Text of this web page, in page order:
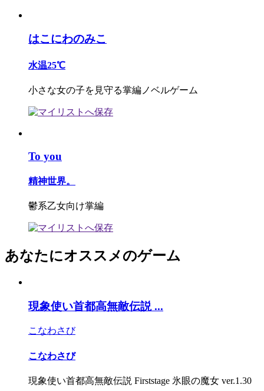
はこにわのみこ
水温25℃
小さな女の子を見守る掌編ノベルゲーム
To you
精神世界。
鬱系乙女向け掌編
あなたにオススメのゲーム
現象使い首都高無敵伝説 ...
こなわさび
こなわさび
現象使い首都高無敵伝説 Firststage 氷眼の魔女 ver.1.30